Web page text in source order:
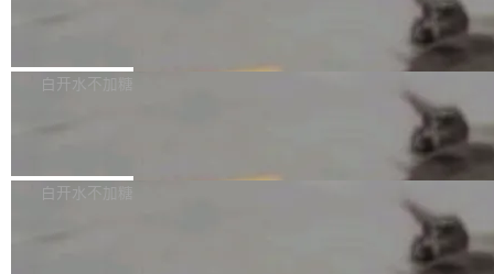
不得生成涉及安全性的关键变更，除非作者本身
36个月。 公告显示，本次宇树科技战略配售对
员工参与设立的专项资产管理计划。其中，Dee
Bug fixes and enhancements 修复多次传递同
一个回归问题，该问题导致拉取镜像时会拒绝包
白开水不加糖
e 孵化器项目管理委员会（IPMC）投票中获得
白开水不加糖